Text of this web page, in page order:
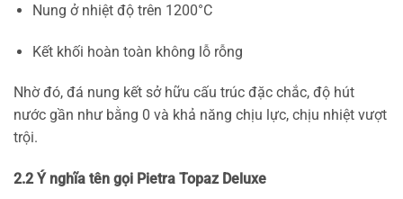
Nung ở nhiệt độ trên 1200°C
Kết khối hoàn toàn không lỗ rỗng
Nhờ đó, đá nung kết sở hữu cấu trúc đặc chắc, độ hút
nước gần như bằng 0 và khả năng chịu lực, chịu nhiệt vượt
trội.
2.2 Ý nghĩa tên gọi Pietra Topaz Deluxe